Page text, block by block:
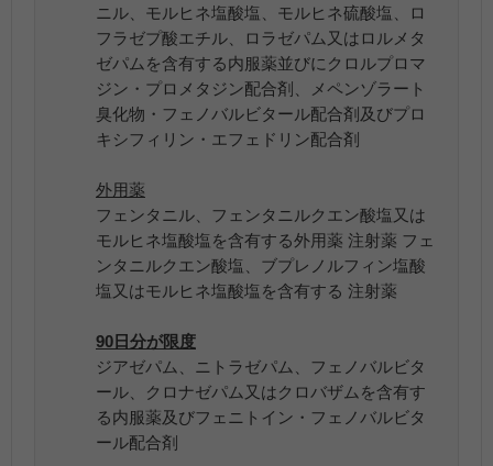
ニル、モルヒネ塩酸塩、モルヒネ硫酸塩、ロ
フラゼプ酸エチル、ロラゼパム又はロルメタ
ゼパムを含有する内服薬並びにクロルプロマ
ジン・プロメタジン配合剤、メペンゾラート
臭化物・フェノバルビタール配合剤及びプロ
キシフィリン・エフェドリン配合剤
外用薬
フェンタニル、フェンタニルクエン酸塩又は
モルヒネ塩酸塩を含有する外用薬 注射薬 フェ
ンタニルクエン酸塩、ブプレノルフィン塩酸
塩又はモルヒネ塩酸塩を含有する 注射薬
90日分が限度
ジアゼパム、ニトラゼパム、フェノバルビタ
ール、クロナゼパム又はクロバザムを含有す
る内服薬及びフェニトイン・フェノバルビタ
ール配合剤